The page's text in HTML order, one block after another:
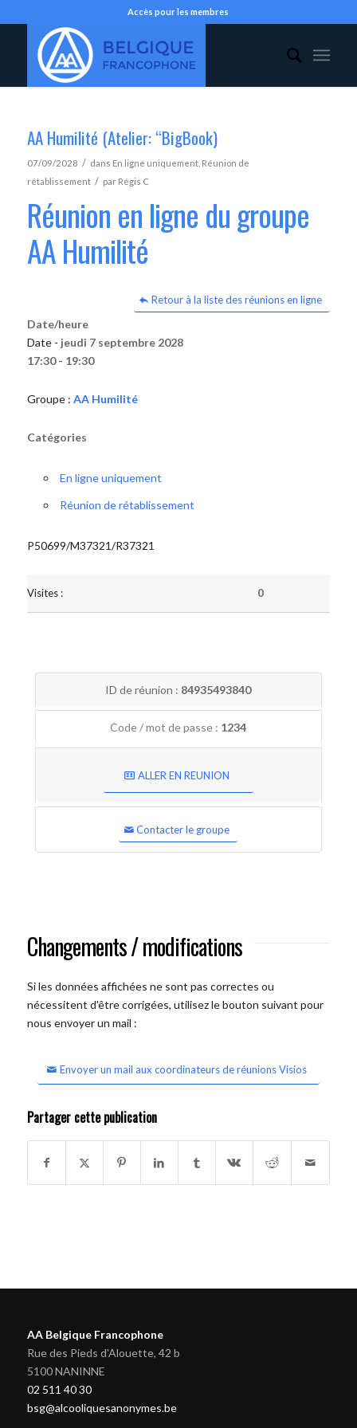
Accès pour les membres
AA Humilité (Atelier: “BigBook)
07/09/2028 / dans En ligne uniquement, Réunion de
rétablissement / par Régis C
Réunion en ligne du groupe
AA Humilité
Retour à la liste des réunions en ligne
Date/heure
Date - jeudi 7 septembre 2028
17:30 - 19:30
Groupe : AA Humilité
Catégories
En ligne uniquement
Réunion de rétablissement
P50699/M37321/R37321
Visites : 0
ID de réunion : 84935493840
Code / mot de passe : 1234
ALLER EN REUNION
Contacter le groupe
Changements / modifications
Si les données affichées ne sont pas correctes ou
nécessitent d'être corrigées, utilisez le bouton suivant pour
nous envoyer un mail :
Envoyer un mail aux coordinateurs de réunions Visios
Partager cette publication
AA Belgique Francophone
Rue des Pieds d'Alouette, 42 b
5100 NANINNE
02 511 40 30
bsg@alcooliquesanonymes.be